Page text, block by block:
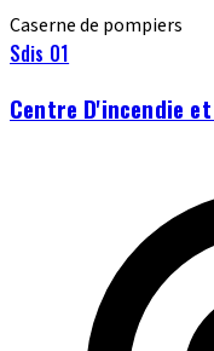
Caserne de pompiers
Sdis 01
Centre D'incendie